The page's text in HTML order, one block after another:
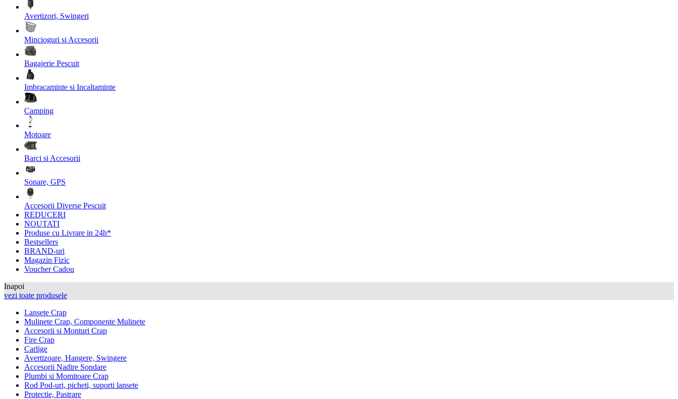
Avertizori, Swingeri
Mincioguri si Accesorii
Bagajerie Pescuit
Imbracaminte si Incaltaminte
Camping
Motoare
Barci si Accesorii
Sonare, GPS
Accesorii Diverse Pescuit
REDUCERI
NOUTATI
Produse cu Livrare in 24h*
Bestsellers
BRAND-uri
Magazin Fizic
Voucher Cadou
Inapoi
vezi toate produsele
Lansete Crap
Mulinete Crap, Componente Mulinete
Accesorii si Monturi Crap
Fire Crap
Carlige
Avertizoare, Hangere, Swingere
Accesorii Nadire Sondare
Plumbi si Momitoare Crap
Rod Pod-uri, picheti, suporti lansete
Protectie, Pastrare